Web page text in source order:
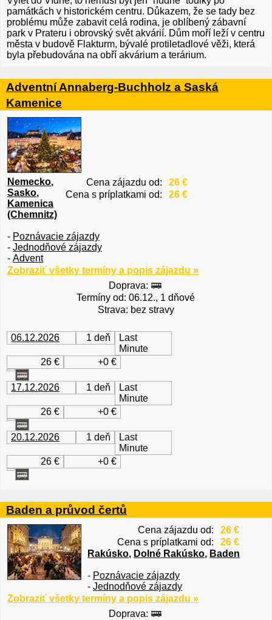
památkách v historickém centru. Důkazem, že se tady bez
problému může zabavit celá rodina, je oblíbený zábavní
park v Prateru i obrovský svět akvárií. Dům moří leží v centru
města v budově Flakturm, bývalé protiletadlové věži, která
byla přebudována na obří akvárium a terárium.
Adventní Annaberg-Buchholz a Saská
Kamenice
Cena zájazdu od:
26 €
Cena s príplatkami od:
26 €
Nemecko,
Sasko,
Kamenica
(Chemnitz)
- Poznávacie zájazdy
-Jednodňové zájazdy
-Advent
Zobraziť všetky termíny a popis zájazdu »
Doprava:
Termíny od: 06.12., 1 dňové
Strava: bez stravy
06.12.2026 1 deň
Last
Minute
26 €
+0 €
17.12.2026 1 deň
Last
Minute
26 €
+0 €
20.12.2026 1 deň
Last
Minute
26 €
+0 €
Baden a průvod čertů
Cena zájazdu od:
26 €
Cena s príplatkami od:
26 €
Rakúsko, Dolné Rakúsko, Baden
- Poznávacie zájazdy
-Jednodňové zájazdy
Zobraziť všetky termíny a popis zájazdu »
Doprava: